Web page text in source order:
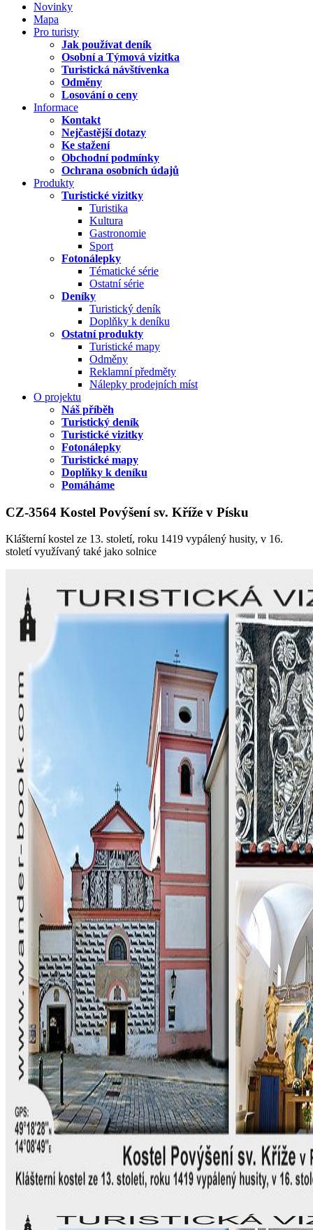
Novinky
Mapa
Pro turisty
Jak používat deník
Osobní a Týmová vizitka
Turistická návštívenka
Odměny
Losování o ceny
Informace
Kontakt
Nejčastější dotazy
Ke stažení
Obchodní podmínky
Ochrana osobních údajů
Produkty
Turistické vizitky
Turistika
Kultura
Gastronomie
Sport
Fotonálepky
Tématické série
Ostatní série
Deníky
Turistický deník
Doplňky k deníku
Ostatní produkty
Turistické mapy
Odměny
Reklamní předměty
Nálepky prodejních míst
O projektu
Náš příběh
Turistický deník
Turistické vizitky
Fotonálepky
Turistické mapy
Doplňky k deníku
Pomáháme
CZ-3564 Kostel Povýšení sv. Kříže v Písku
Klášterní kostel ze 13. století, roku 1419 vypálený husity, v 16.
století využívaný také jako solnice